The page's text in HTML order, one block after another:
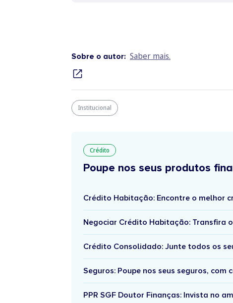
Sobre o autor: Saber mais.
Institucional
Crédito
Poupe nos seus produtos
Crédito Habitação: Encontre o melhor
Negociar Crédito Habitação: Transfira
Crédito Consolidado: Junte todos os
Seguros: Poupe nos seus seguros, com
PPR SGF Doutor Finanças: Invista no